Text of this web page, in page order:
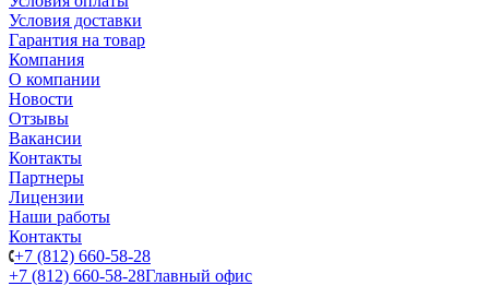
Условия доставки
Гарантия на товар
Компания
О компании
Новости
Отзывы
Вакансии
Контакты
Партнеры
Лицензии
Наши работы
Контакты
+7 (812) 660-58-28
+7 (812) 660-58-28Главный офис